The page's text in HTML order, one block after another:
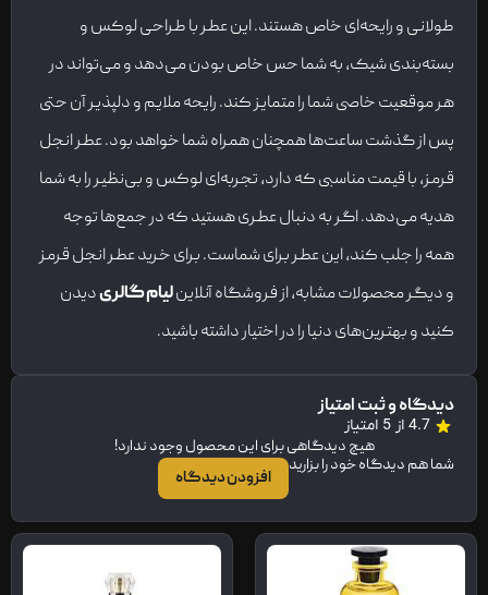
طولانی و رایحه‌ای خاص هستند. این عطر با طراحی لوکس و
بسته‌بندی شیک، به شما حس خاص بودن می‌دهد و می‌تواند در
هر موقعیت خاصی شما را متمایز کند. رایحه ملایم و دلپذیر آن حتی
پس از گذشت ساعت‌ها همچنان همراه شما خواهد بود. عطر انجل
قرمز، با قیمت مناسبی که دارد، تجربه‌ای لوکس و بی‌نظیر را به شما
هدیه می‌دهد. اگر به دنبال عطری هستید که در جمع‌ها توجه
همه را جلب کند، این عطر برای شماست. برای خرید عطر انجل قرمز
و دیگر محصولات مشابه، از فروشگاه آنلاینلیام گالریدیدن
کنید و بهترین‌های دنیا را در اختیار داشته باشید.
دیدگاه و ثبت امتیاز
4.7 از 5 امتیاز
هیچ دیدگاهی برای این محصول وجود ندارد!
شما هم دیدگاه خود را بزارید
افزودن دیدگاه